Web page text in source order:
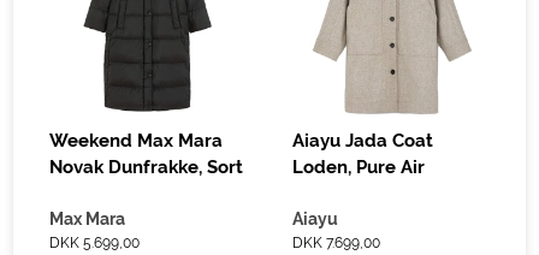
Weekend Max Mara
Novak Dunfrakke, Sort
Max Mara
DKK 5.699,00
Aiayu Jada Coat
Loden, Pure Air
Aiayu
DKK 7.699,00